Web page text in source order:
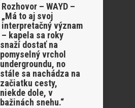
Rozhovor – WAYD –
„Má to aj svoj
interpretačný význam
– kapela sa roky
snaží dostať na
pomyselný vrchol
undergroundu, no
stále sa nachádza na
začiatku cesty,
niekde dole, v
bažinách snehu.“